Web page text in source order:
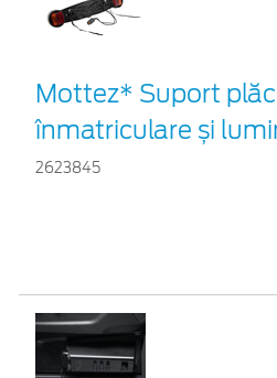
Mottez* Suport
înmatriculare și
2623845